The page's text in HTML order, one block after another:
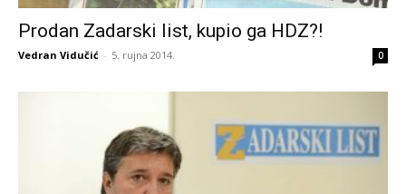
Prodan Zadarski list, kupio ga HDZ?!
Vedran Vidučić - 5. rujna 2014. 0